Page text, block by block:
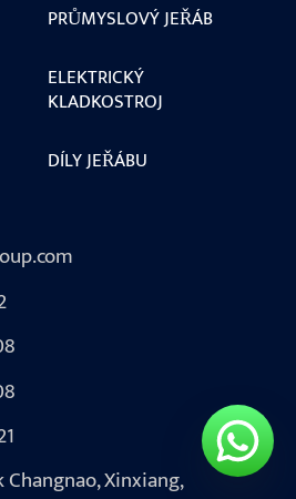
PRŮMYSLOVÝ JEŘÁB
ELEKTRICKÝ
KLADKOSTROJ
DÍLY JEŘÁBU
Xinxiang,